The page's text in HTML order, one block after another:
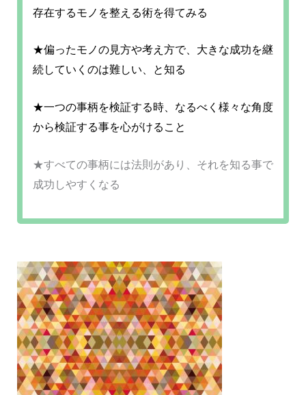
存在するモノを整える術を得てみる
★偏ったモノの見方や考え方で、大きな成功を継
続していくのは難しい、と知る
★一つの事柄を検証する時、なるべく様々な角度
から検証する事を心がけること
★すべての事柄には法則があり、それを知る事で
成功しやすくなる